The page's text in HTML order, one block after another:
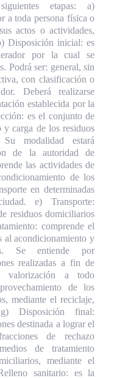
etapas: a)
a toda persona física o
actos o actividades,
Disposición inicial: es
por la cual se
Podrá ser: general, sin
con clasificación o
Deberá realizarse
establecida por la
es el conjunto de
y carga de los residuos
modalidad estará
de la autoridad de
las actividades de
de los
en determinadas
e) Transporte:
residuos domiciliarios
comprende el
al acondicionamiento y
Se entiende por
realizadas a fin de
valorización a todo
de los
mediante el reciclaje,
Disposición final:
destinada a lograr el
de rechazo
de tratamiento
mediante el
sanitario: es la